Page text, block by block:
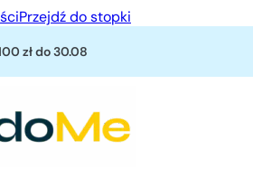
Przejdź do stopki
złdo 30.08